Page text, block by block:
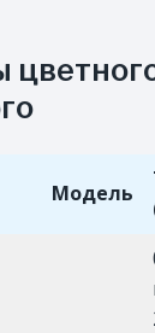
Модель